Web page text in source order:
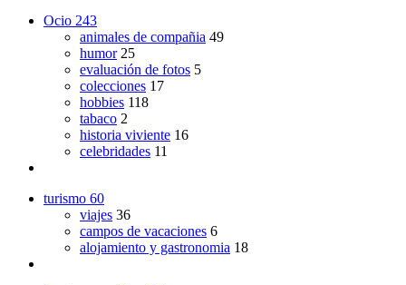
Ocio 243
animales de compañia 49
humor 25
evaluación de fotos 5
colecciones 17
hobbies 118
tabaco 2
historia viviente 16
celebridades 11
turismo 60
viajes 36
campos de vacaciones 6
alojamiento y gastronomia 18